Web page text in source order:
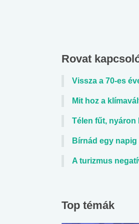
Rovat
Vissza a 70-es
Mit hoz a
Télen fűt, nyáron
Bírnád egy
A turizmus
Top témák